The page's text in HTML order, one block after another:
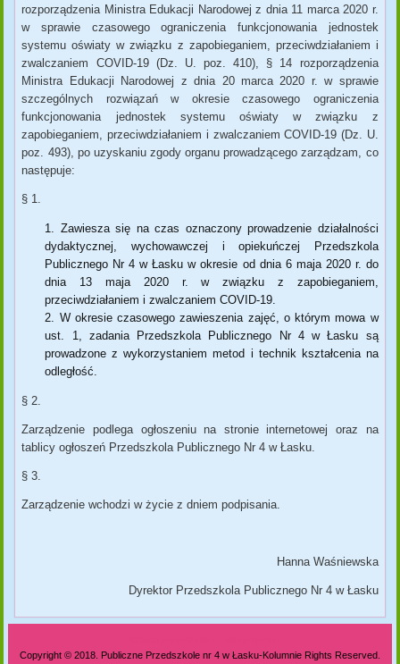
rozporządzenia Ministra Edukacji Narodowej z dnia 11 marca 2020 r.
w sprawie czasowego ograniczenia funkcjonowania jednostek
systemu oświaty w związku z zapobieganiem, przeciwdziałaniem i
zwalczaniem COVID-19 (Dz. U. poz. 410), § 14 rozporządzenia
Ministra Edukacji Narodowej z dnia 20 marca 2020 r. w sprawie
szczególnych rozwiązań w okresie czasowego ograniczenia
funkcjonowania jednostek systemu oświaty w związku z
zapobieganiem, przeciwdziałaniem i zwalczaniem COVID-19 (Dz. U.
poz. 493), po uzyskaniu zgody organu prowadzącegozarządzam, co
następuje:
§ 1.
Zawiesza się na czas oznaczony prowadzenie działalności
dydaktycznej, wychowawczej i opiekuńczej Przedszkola
Publicznego Nr 4 w Łasku w okresie od dnia 6 maja 2020 r. do
dnia 13 maja 2020 r. w związku z zapobieganiem,
przeciwdziałaniem i zwalczaniem COVID-19.
W okresie czasowego zawieszenia zajęć, o którym mowa w
ust. 1, zadania Przedszkola Publicznego Nr 4 w Łasku są
prowadzone z wykorzystaniem metod i technik kształcenia na
odległość.
§ 2.
Zarządzenie podlega ogłoszeniu na stronie internetowej oraz na
tablicy ogłoszeń Przedszkola Publicznego Nr 4 w Łasku.
§ 3.
Zarządzenie wchodzi w życie z dniem podpisania.
Hanna Waśniewska
Dyrektor Przedszkola Publicznego Nr 4 w Łasku
Copyright © 2018. Publiczne Przedszkole nr 4 w Łasku-Kolumnie Rights Reserved.